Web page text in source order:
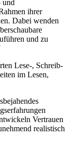
und
ihrer
Dabei wenden
und zu
Lese-, Schreib-
im Lesen,
Vertrauen
realistisch